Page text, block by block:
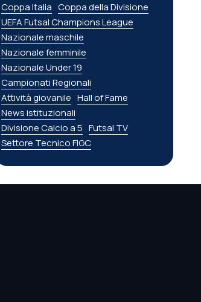
Coppa Italia Coppa della Divisione
UEFA Futsal Champions League
Nazionale maschile
Nazionale femminile
Nazionale Under 19
Campionati Regionali
Attività giovanile Hall of Fame
News istituzionali
Divisione Calcio a 5 Futsal TV
Settore Tecnico FIGC